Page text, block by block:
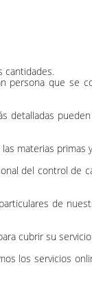
cantidades.
persona que se
detalladas
materias primas
del control de
de
cubrir su
los servicios